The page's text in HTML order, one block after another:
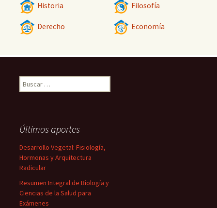
Historia Filosofía
Derecho Economía
Buscar:
Últimos aportes
Desarrollo Vegetal: Fisiología,
Hormonas y Arquitectura
Radicular
Resumen Integral de Biología y
Ciencias de la Salud para
Exámenes